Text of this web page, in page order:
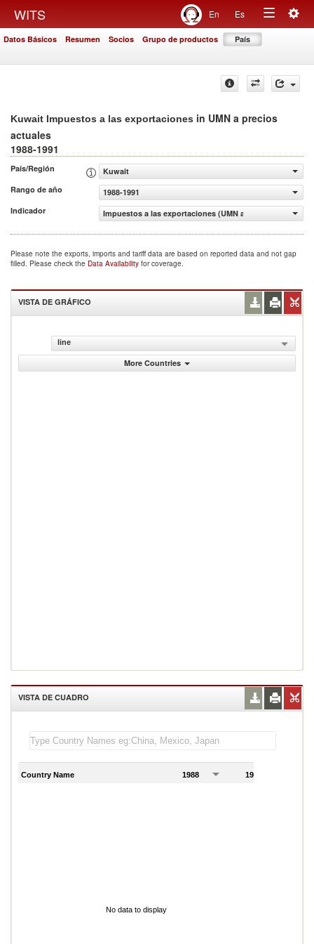
WITS En Es
Toggle
Datos Básicos Resumen Socios Grupo de productos País
Kuwait Impuestos a las exportaciones in UMN a precios
actuales
1988-1991
País/Región
Kuwait
Rango de año
1988-1991
Indicador
Impuestos a las exportaciones (UMN a precios actuales)
Please note the exports, imports and tariff data are based on reported data and not gap
filled. Please check the Data Availability for coverage.
VISTA DE GRÁFICO
line
More Countries
VISTA DE CUADRO
Country Name 1988 1989
No data to display